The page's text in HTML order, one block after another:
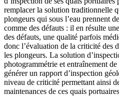
remplacer la solution traditionnelle
plongeurs qui sous l’eau prennent
comme des défauts : il en résulte
des défauts, une qualité parfois
donc l’évaluation de la criticité des
les plongeurs. La solution
photogrammétrie et entraînement
générer un rapport d’inspection
niveau de criticité permettant ainsi
maintenances de ces quais